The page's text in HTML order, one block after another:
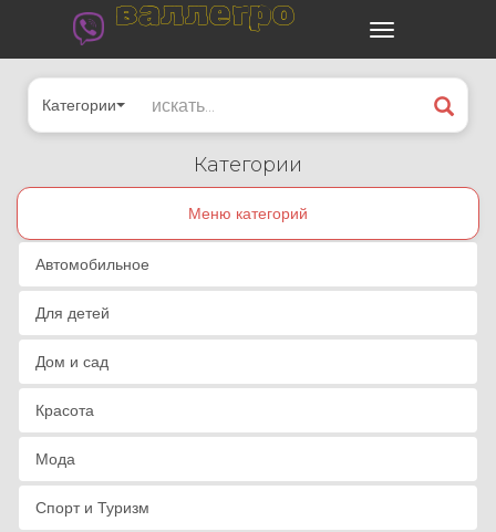
валлегро
Категории
Категории
Меню категорий
Автомобильное
Для детей
Дом и сад
Красота
Мода
Спорт и Туризм